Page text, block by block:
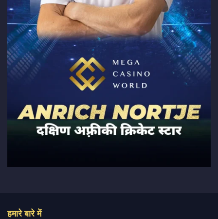
हमारे बारे में